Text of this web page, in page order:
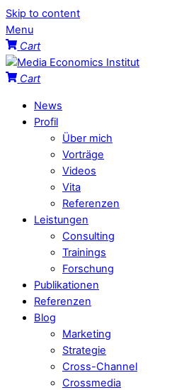
Skip to content
Menu
Cart
Cart
News
Profil
Über mich
Vorträge
Videos
Vita
Referenzen
Leistungen
Consulting
Trainings
Forschung
Publikationen
Referenzen
Blog
Marketing
Strategie
Cross-Channel
Crossmedia